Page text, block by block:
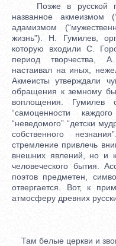
Позже в русской
названное акмеизмом
адамизмом
жизнь”). Н. Гумилев,
которую входили С.
период творчества,
настаивал на иных,
Акмеисты утверждали
обращения к земному
воплощения. Гумилев
“самоценности
“неведомого” “детски
собственного
стремление привлечь
внешних явлений, но и к
человеческого бытия.
поэтов предметен,
отвергается. Вот, к
атмосферу древних
Там белые церкви и